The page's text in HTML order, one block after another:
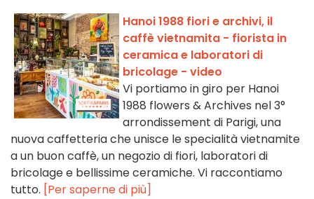
Hanoi 1988 fiori e archivi, il
caffè vietnamita - fiorista in
ceramica e laboratori di
bricolage - video
Vi portiamo in giro per Hanoi
1988 flowers & Archives nel 3°
arrondissement di Parigi, una
nuova caffetteria che unisce le specialità vietnamite
a un buon caffè, un negozio di fiori, laboratori di
bricolage e bellissime ceramiche. Vi raccontiamo
tutto. [Per saperne di più]